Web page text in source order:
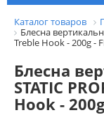
Каталог товаров
Блесна
Treble Hook - 200g -
Блесна
STATIC
Hook -